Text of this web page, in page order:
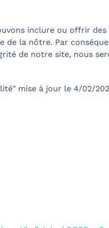
inclure ou offrir
la nôtre. Par
de notre site, nous
mise à jour le 4/02/